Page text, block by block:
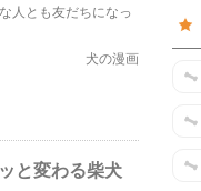
人とも友だちになっ
犬の漫画
と変わる柴犬